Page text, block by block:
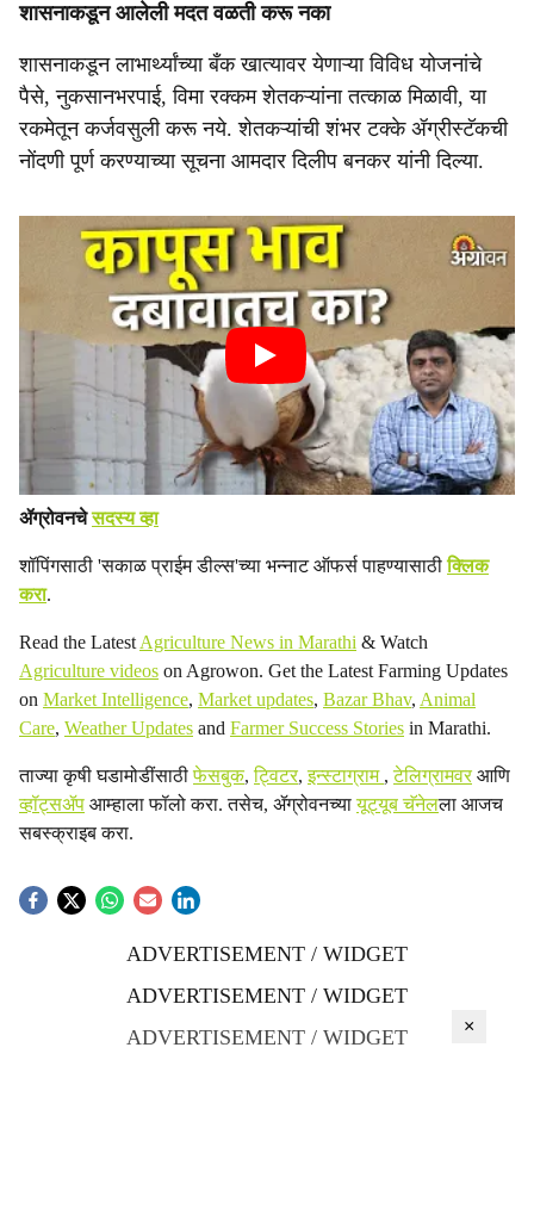
शासनाकडून आलेली मदत वळती करू नका
शासनाकडून लाभार्थ्यांच्या बँक खात्यावर येणाऱ्या विविध योजनांचे
पैसे, नुकसानभरपाई, विमा रक्कम शेतकऱ्यांना तत्काळ मिळावी, या
रकमेतून कर्जवसुली करू नये. शेतकऱ्यांची शंभर टक्के ॲग्रीस्टॅकची
नोंदणी पूर्ण करण्याच्या सूचना आमदार दिलीप बनकर यांनी दिल्या.
ॲग्रोवनचेसदस्य व्हा
शॉपिंगसाठी 'सकाळ प्राईम डील्स'च्या भन्नाट ऑफर्स पाहण्यासाठीक्लिक
करा.
Read the Latest Agriculture News in Marathi & Watch
Agriculture videos on Agrowon. Get the Latest Farming Updates
on Market Intelligence, Market updates, Bazar Bhav, Animal
Care, Weather Updates and Farmer Success Stories in Marathi.
ताज्या कृषी घडामोडींसाठीफेसबुक,ट्विटर,इन्स्टाग्राम ,टेलिग्रामवरआणि
व्हॉट्सॲप आम्हाला फॉलो करा. तसेच, ॲग्रोवनच्यायूट्यूब चॅनेलला आजच
सबस्क्राइब करा.
ADVERTISEMENT / WIDGET
ADVERTISEMENT / WIDGET
ADVERTISEMENT / WIDGET
×